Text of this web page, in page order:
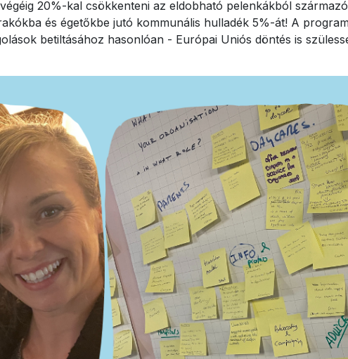
20%-kal csökkenteni az eldobható pelenkákból
és égetőkbe jutó kommunális hulladék 5%-át! A
betiltásához hasonlóan - Európai Uniós döntés is